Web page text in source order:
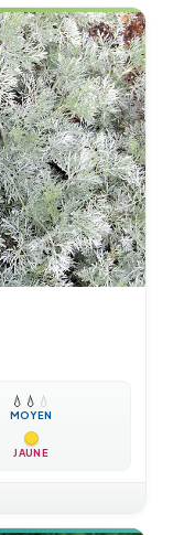
💧 💧 💧
MOYEN
JAUNE